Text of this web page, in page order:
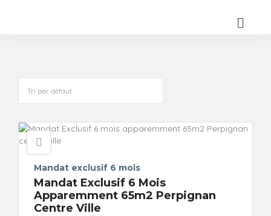
Mandat exclusif 6 mois
Mandat Exclusif 6 Mois
Apparemment 65m2 Perpignan
Centre Ville